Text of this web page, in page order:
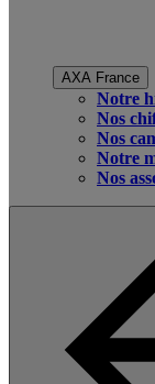
AXA France
Notre
Nos
Nos
Notre
Nos